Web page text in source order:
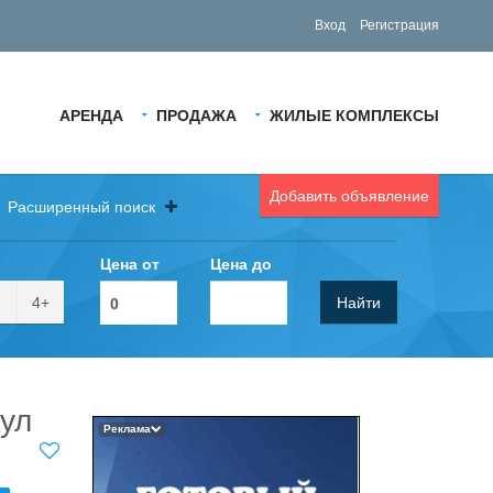
Вход Регистрация
АРЕНДА ПРОДАЖА ЖИЛЫЕ КОМПЛЕКСЫ
Добавить объявление
Расширенный поиск
4+
Цена от Цена до
Найти
Реклама